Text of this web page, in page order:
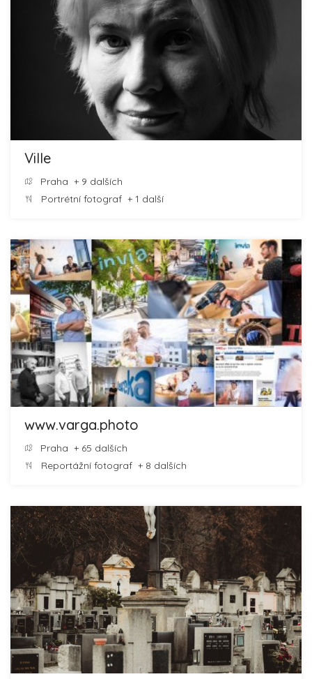
Ville
Praha + 9 dalších
Portrétní fotograf + 1 další
www.varga.photo
Praha + 65 dalších
Reportážní fotograf + 8 dalších